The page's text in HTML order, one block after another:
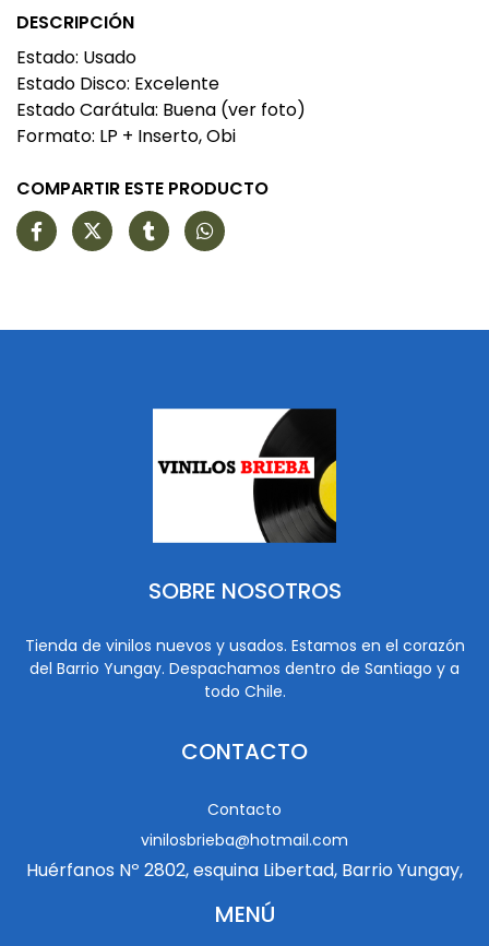
DESCRIPCIÓN
Estado: Usado
Estado Disco: Excelente
Estado Carátula: Buena (ver foto)
Formato: LP + Inserto, Obi
COMPARTIR ESTE PRODUCTO
SOBRE NOSOTROS
Tienda de vinilos nuevos y usados. Estamos en el corazón
del Barrio Yungay. Despachamos dentro de Santiago y a
todo Chile.
CONTACTO
Contacto
vinilosbrieba@hotmail.com
Huérfanos Nº 2802, esquina Libertad, Barrio Yungay,
MENÚ